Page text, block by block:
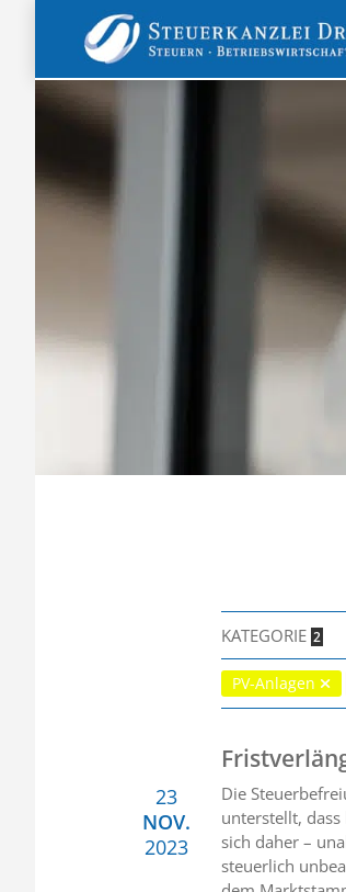
KATEGORIE 2
PV-Anlagen
23
NOV.
2023
Die
unterstellt,
sich daher –
steuerlich